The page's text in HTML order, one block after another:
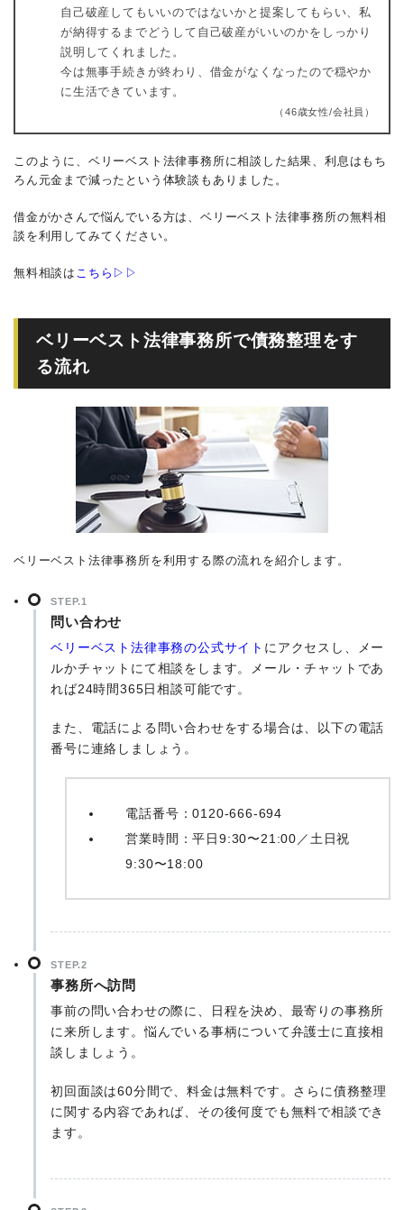
自己破産してもいいのではないかと提案してもらい、私
が納得するまでどうして自己破産がいいのかをしっかり
説明してくれました。
今は無事手続きが終わり、借金がなくなったので穏やか
に生活できています。
（46歳女性/会社員）
このように、ベリーベスト法律事務所に相談した結果、利息はもち
ろん元金まで減ったという体験談もありました。
借金がかさんで悩んでいる方は、ベリーベスト法律事務所の無料相
談を利用してみてください。
無料相談は こちら▷▷
ベリーベスト法律事務所で債務整理をす
る流れ
ベリーベスト法律事務所を利用する際の流れを紹介します。
STEP.1
問い合わせ
ベリーベスト法律事務の公式サイト にアクセスし、メー
ルかチャットにて相談をします。メール・チャットであ
れば24時間365日相談可能です。
また、電話による問い合わせをする場合は、以下の電話
番号に連絡しましょう。
電話番号：0120-666-694
営業時間：平日9:30〜21:00／土日祝
9:30〜18:00
STEP.2
事務所へ訪問
事前の問い合わせの際に、日程を決め、最寄りの事務所
に来所します。悩んでいる事柄について弁護士に直接相
談しましょう。
初回面談は60分間で、料金は無料です。さらに債務整理
に関する内容であれば、その後何度でも無料で相談でき
ます。